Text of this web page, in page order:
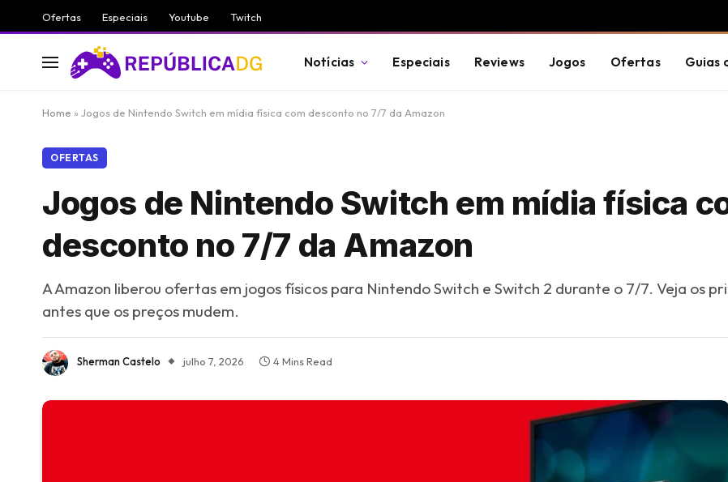
Ofertas Especiais Youtube Twitch
Notícias Especiais Reviews Jogos Ofertas Guias
Home » Jogos de Nintendo Switch em mídia física com desconto no 7/7 da Amazon
OFERTAS
Jogos de Nintendo Switch em mídia física
desconto no 7/7 da Amazon
A Amazon liberou ofertas em jogos físicos para Nintendo Switch e Switch 2 durante o 7/7. Veja os
antes que os preços mudem.
Sherman Castelo julho 7, 2026 4 Mins Read